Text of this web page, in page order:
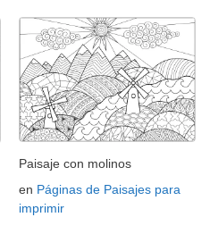
Paisaje con molinos
en Páginas de Paisajes para
imprimir